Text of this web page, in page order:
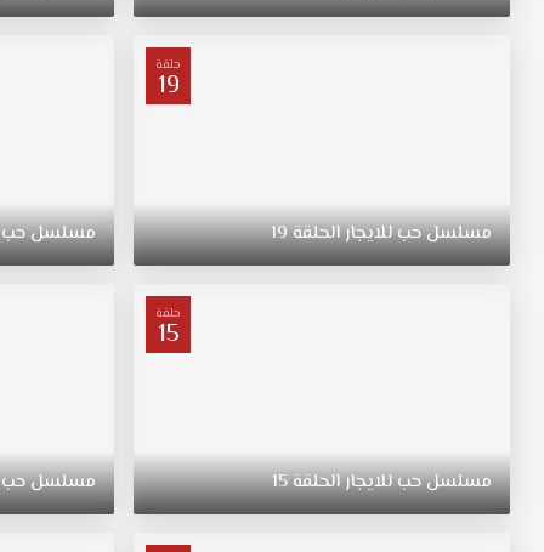
حلقة
19
مسلسلحبللايجارالحلقة19 مسلسلحب
حلقة
15
مسلسلحبللايجارالحلقة15 مسلسلحب